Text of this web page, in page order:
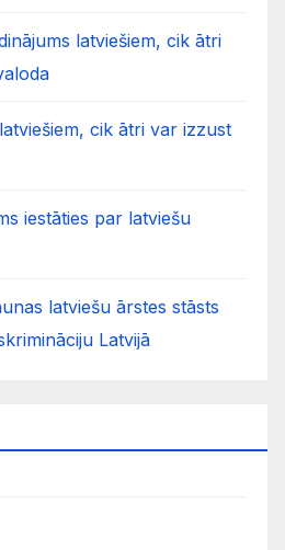
latviešiem, cik ātri
cik ātri var izzust
iestāties par latviešu
latviešu ārstes stāsts
Latvijā